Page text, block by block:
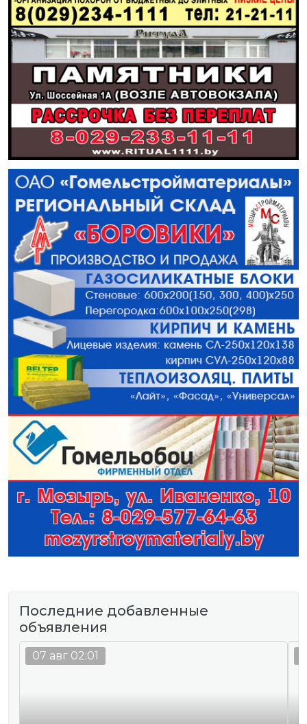
Последние добавленные
объявления
07 авг 02:01